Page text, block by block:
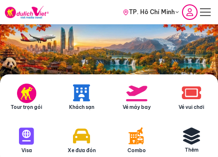
TP. Hồ Chí Minh
Tour trọn gói Khách sạn Vé máy bay Vé vui chơi
Visa Xe đưa đón Combo Thêm